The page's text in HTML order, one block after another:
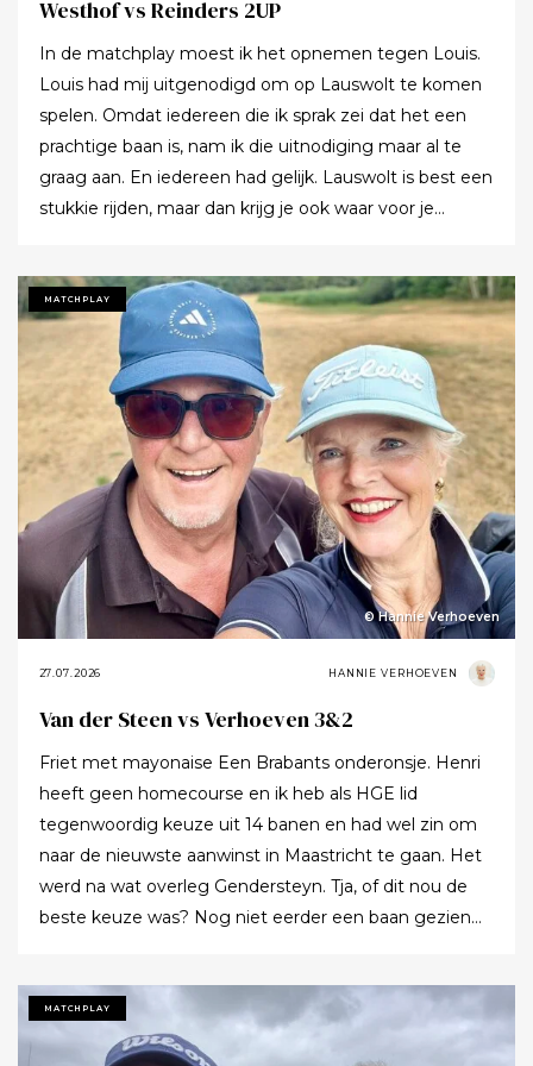
Westhof vs Reinders 2UP
In de matchplay moest ik het opnemen tegen Louis.
Louis had mij uitgenodigd om op Lauswolt te komen
spelen. Omdat iedereen die ik sprak zei dat het een
prachtige baan is, nam ik die uitnodiging maar al te
graag aan. En iedereen had gelijk. Lauswolt is best een
stukkie rijden, maar dan krijg je ook waar voor je
Tot ik uiteindelijk aankondigde dat ik het nu echt niet
meer ging zeggen.
MATCHPLAY
© Hannie Verhoeven
27.07.2026 HANNIE VERHOEVEN
Van der Steen vs Verhoeven 3&2
Friet met mayonaise Een Brabants onderonsje. Henri
heeft geen homecourse en ik heb als HGE lid
tegenwoordig keuze uit 14 banen en had wel zin om
naar de nieuwste aanwinst in Maastricht te gaan. Het
werd na wat overleg Gendersteyn. Tja, of dit nou de
beste keuze was? Nog niet eerder een baan gezien
voor meer banen? Ze hebben echt hun best gedaan
om de afslagplaatsen en de greens groen te houden
MATCHPLAY